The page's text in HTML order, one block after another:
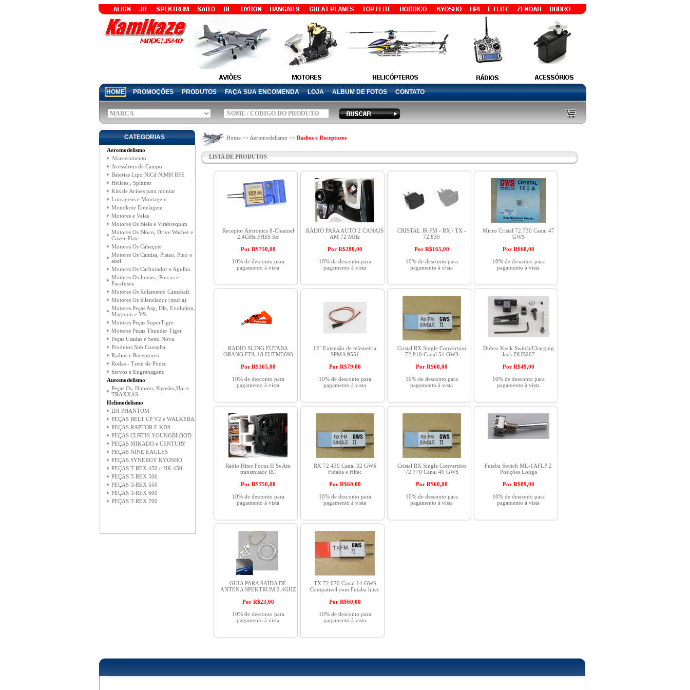
HOME PROMOÇÕES PRODUTOS FAÇA SUA ENCOMENDA LOJA ALBUM DE FOTOS CONTATO
CATEGORIAS
Aeromodelismo
Abastecimento
Acessórios de Campo
Baterias Lipo NiCd NiMH lIFE
Hélices , Spinner
Kits de Avioes para montar
Lincagens e Montagem
Monokote Entelagem
Motores e Velas
Motores Os Biela e Virabrequim
Motores Os Bloco, Drive Washer e
Cover Plate
Motores Os Cabeçote
Motores Os Camisa, Pistao, Pino e
anel
Motores Os Carburador e Agulha
Motores Os Juntas , Porcas e
Parafusos
Motores Os Rolamento Camshaft
Motores Os Silenciador (mufla)
Motores Peças Asp, Dle, Evolution,
Magnum e YS
Motores Peças SuperTigre
Motores Peças Thunder Tiger
Peças Usadas e Semi Nova
Produtos Sob Consulta
Radios e Receptores
Rodas - Trem de Pouso
Servos e Engrenagens
Automodelismo
Peças Os, Himoto, Kyosho,Hpi e
TRAXXAS
Helimodelismo
DJI PHANTOM
PEÇAS BELT CP V2 e WALKERA
PEÇAS RAPTOR E KDS
PEÇAS CURTIS YOUNGBLOOD
PEÇAS MIKADO e CENTURY
PEÇAS NINE EAGLES
PEÇAS SYNERGY KYOSHO
PEÇAS T-REX 450 e HK 450
PEÇAS T-REX 500
PEÇAS T-REX 550
PEÇAS T-REX 600
PEÇAS T-REX 700
Home >> Aeromodelismo >> Radios e Receptores
LISTA DE PRODUTOS
Receptor Airtronics 8-Channel
2.4GHz FHSS Rx
Por R$750,00
10% de desconto para
pagamento à vista
RÁDIO PARA AUTO 2 CANAIS
AM 72 MHz
Por R$280,00
10% de desconto para
pagamento à vista
CRISTAL JR FM - RX / TX -
72.830
Por R$165,00
10% de desconto para
pagamento à vista
Micro Cristal 72.730 Canal 47
GWS
Por R$60,00
10% de desconto para
pagamento à vista
RADIO SLING FUTABA
ORANG FTA-18 FUTM5693
Por R$165,00
10% de desconto para
pagamento à vista
12" Extensão de telemetria
SPMA 9551
Por R$79,00
10% de desconto para
pagamento à vista
Cristal RX Single Convertion
72.810 Canal 51 GWS
Por R$60,00
10% de desconto para
pagamento à vista
Dubro Kwik Switch/Charging
Jack DUB207
Por R$49,00
10% de desconto para
pagamento à vista
Radio Hitec Focus II Ss Am
transmissor RC
Por R$550,00
10% de desconto para
pagamento à vista
RX 72.430 Canal 32 GWS
Futaba e Hitec
Por R$60,00
10% de desconto para
pagamento à vista
Cristal RX Single Convertion
72.770 Canal 49 GWS
Por R$60,00
10% de desconto para
pagamento à vista
Futaba Switch ML-1AFLP 2
Posições Longa
Por R$89,00
10% de desconto para
pagamento à vista
GUIA PARA SAÍDA DE
ANTENA SPEKTRUM 2.4GHZ
Por R$23,00
10% de desconto para
pagamento à vista
TX 72.070 Canal 14 GWS
Compativel com Futaba hitec
Por R$60,00
10% de desconto para
pagamento à vista